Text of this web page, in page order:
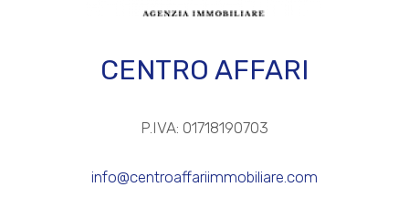
CENTRO AFFARI
P.IVA: 01718190703
info@centroaffariimmobiliare.com